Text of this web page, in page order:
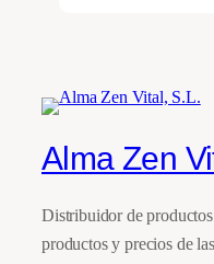
Alma Zen
Distribuidor de
productos y precios de